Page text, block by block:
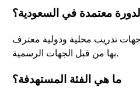
معتمدة في السعودية؟
تدريب محلية ودولية معترف
بها من قبل الجهات الرسمية.
ما هي الفئة المستهدفة؟